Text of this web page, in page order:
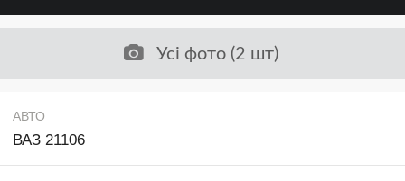
Усі фото (2 шт)
АВТО
ВАЗ 21106